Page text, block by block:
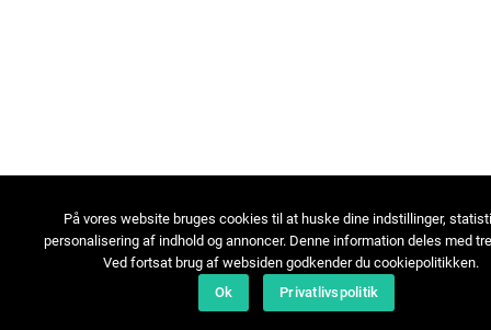
På vores website bruges cookies til at huske dine indstillinger,
personalisering af indhold og annoncer. Denne information deles med
Ved fortsat brug af websiden godkender du cookiepolitikken.
Ok
Privatlivspolitik